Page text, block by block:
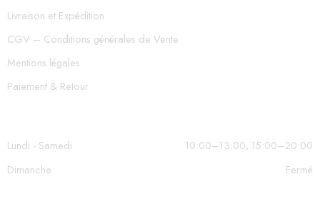
Livraison et Expédition
CGV – Conditions générales de Vente
Mentions légales
Paiement & Retour
Lundi - Samedi
10:00–13:00, 15:00–20:00
Dimanche
Fermé